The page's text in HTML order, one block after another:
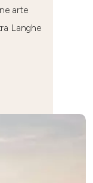
arte
Langhe